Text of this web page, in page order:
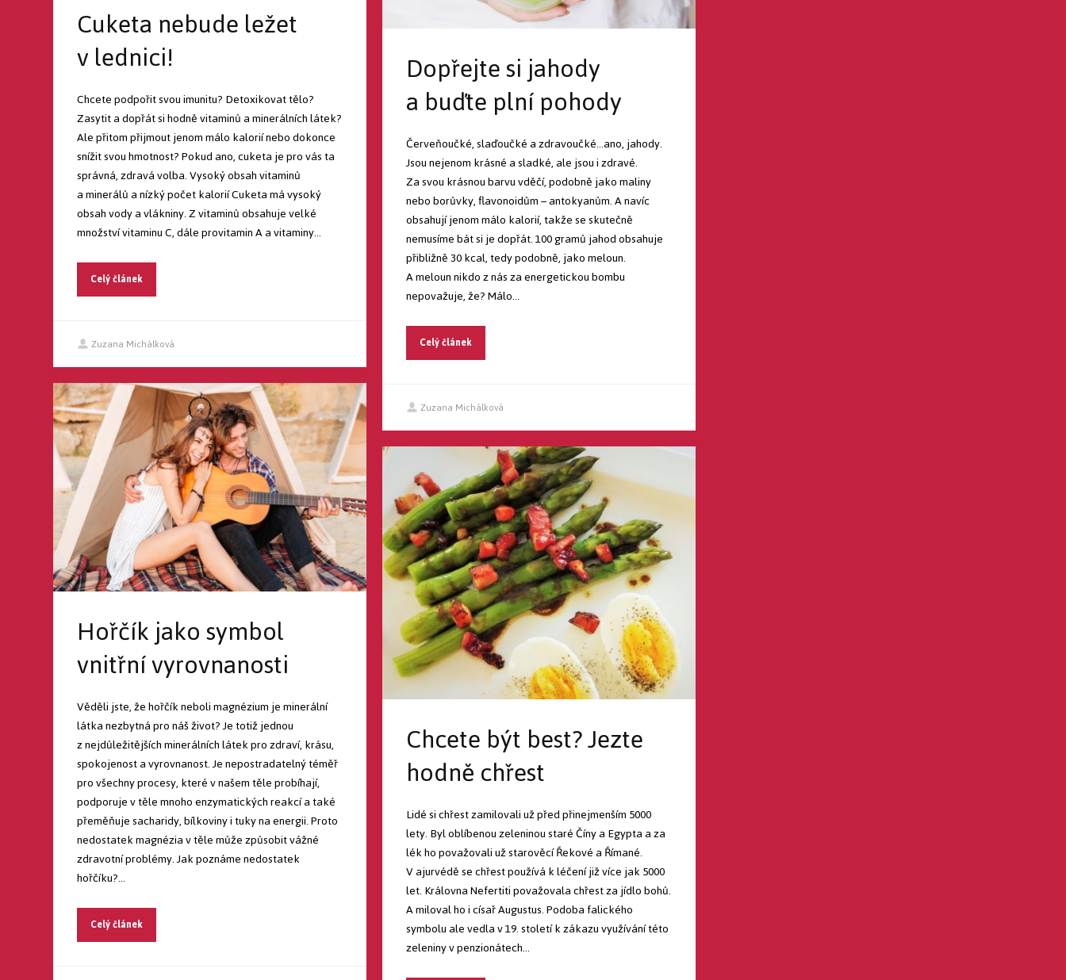
Cuketa nebude ležet
v lednici!
Chcete podpořit svou imunitu? Detoxikovat tělo?
Zasytit a dopřát si hodně vitaminů a minerálních látek?
Ale přitom přijmout jenom málo kalorií nebo dokonce
snížit svou hmotnost? Pokud ano, cuketa je pro vás ta
správná, zdravá volba. Vysoký obsah vitaminů
a minerálů a nízký počet kalorií Cuketa má vysoký
obsah vody a vlákniny. Z vitaminů obsahuje velké
množství vitaminu C, dále provitamin A a vitaminy...
Celý článek
Zuzana Michálková
Dopřejte si jahody
a buďte plní pohody
Červeňoučké, slaďoučké a zdravoučké…ano, jahody.
Jsou nejenom krásné a sladké, ale jsou i zdravé.
Za svou krásnou barvu vděčí, podobně jako maliny
nebo borůvky, flavonoidům – antokyanům. A navíc
obsahují jenom málo kalorií, takže se skutečně
nemusíme bát si je dopřát. 100 gramů jahod obsahuje
přibližně 30 kcal, tedy podobně, jako meloun.
A meloun nikdo z nás za energetickou bombu
nepovažuje, že? Málo...
Celý článek
Zuzana Michálková
Hořčík jako symbol
vnitřní vyrovnanosti
Věděli jste, že hořčík neboli magnézium je minerální
látka nezbytná pro náš život? Je totiž jednou
z nejdůležitějších minerálních látek pro zdraví, krásu,
spokojenost a vyrovnanost. Je nepostradatelný téměř
pro všechny procesy, které v našem těle probíhají,
podporuje v těle mnoho enzymatických reakcí a také
přeměňuje sacharidy, bílkoviny i tuky na energii. Proto
nedostatek magnézia v těle může způsobit vážné
zdravotní problémy. Jak poznáme nedostatek
hořčíku?...
Celý článek
Chcete být best? Jezte
hodně chřest
Lidé si chřest zamilovali už před přinejmenším 5000
lety. Byl oblíbenou zeleninou staré Číny a Egypta a za
lék ho považovali už starověcí Řekové a Římané.
V ajurvédě se chřest používá k léčení již více jak 5000
let. Královna Nefertiti považovala chřest za jídlo bohů.
A miloval ho i císař Augustus. Podoba falického
symbolu ale vedla v 19. století k zákazu využívání této
zeleniny v penzionátech...